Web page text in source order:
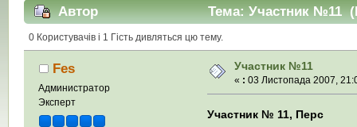
Автор Тема: Участник №11
0 Користувачів і 1 Гість дивляться цю тему.
Fes
Администратор
Эксперт
Участник №11
« : 03 Листопада 2007,
Участник № 11, Перс